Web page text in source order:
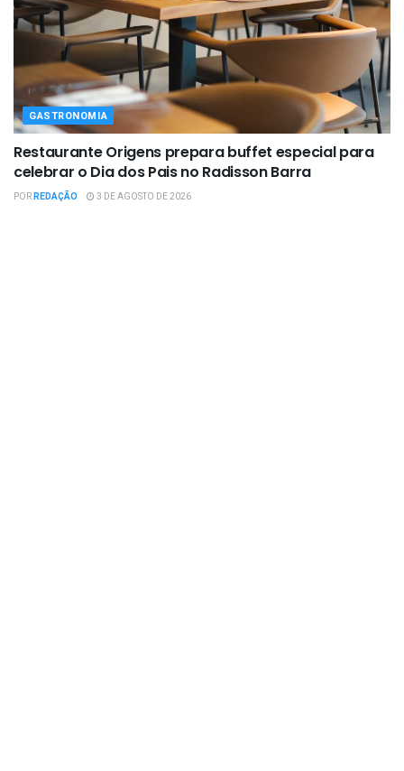
GASTRONOMIA
Restaurante Origens prepara buffet especial para
celebrar o Dia dos Pais no Radisson Barra
PORREDAÇÃO 3 DE AGOSTO DE 2026